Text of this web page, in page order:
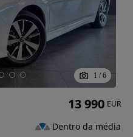
1 / 6
13 990 EUR
Dentro da média